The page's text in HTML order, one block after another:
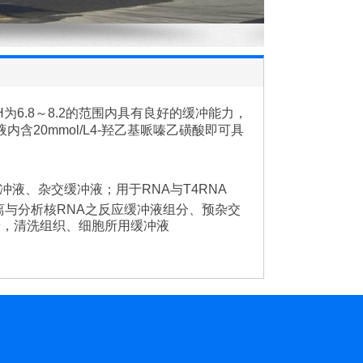
6.8～8.2的范围内具有良好的缓冲能力，
含20mmol/L4-羟乙基哌嗪乙磺酸即可具
液、杂交缓冲液；用于RNA与T4RNA
分析核RNA之反应缓冲液组分、预杂交
清洗组织、细胞所用缓冲液